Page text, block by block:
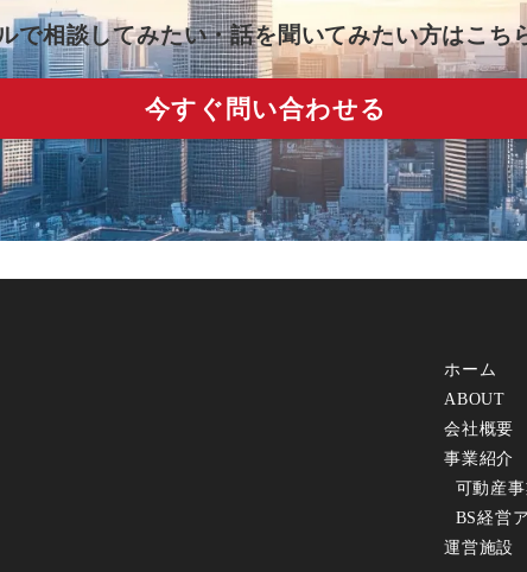
で相談してみたい・話を聞いてみたい方はこち
今すぐ問い合わせる
ホーム
ABOUT
会社概要
事業紹介
可動産
BS経営
運営施設